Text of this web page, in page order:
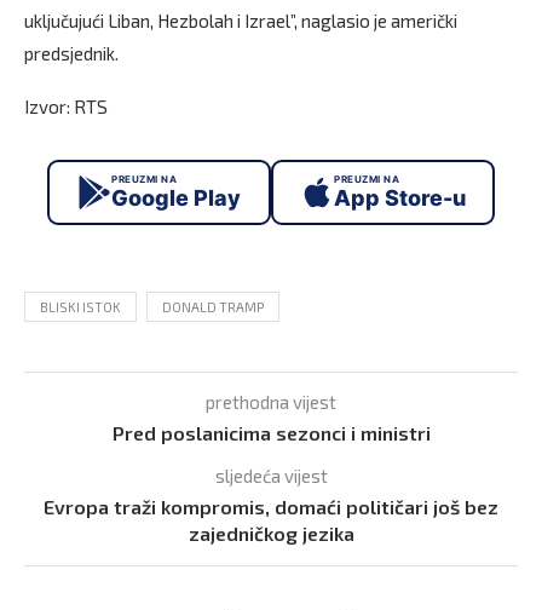
uključujući Liban, Hezbolah i Izrael”, naglasio je američki
predsjednik.
Izvor: RTS
PREUZMI NA
Google Play
PREUZMI NA
App Store-u
BLISKI ISTOK DONALD TRAMP
prethodna vijest
Pred poslanicima sezonci i ministri
sljedeća vijest
Evropa traži kompromis, domaći političari još bez
zajedničkog jezika